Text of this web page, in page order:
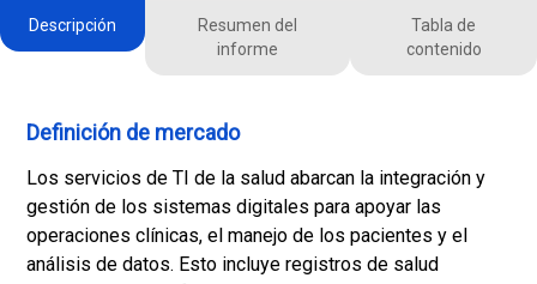
Descripción
Resumen del
informe
Tabla de
contenido
Definición de mercado
Los servicios de TI de la salud abarcan la integración y
gestión de los sistemas digitales para apoyar las
operaciones clínicas, el manejo de los pacientes y el
análisis de datos. Esto incluye registros de salud